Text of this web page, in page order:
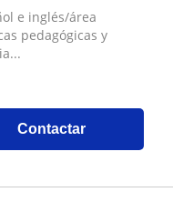
e inglés/área
pedagógicas y
Contactar